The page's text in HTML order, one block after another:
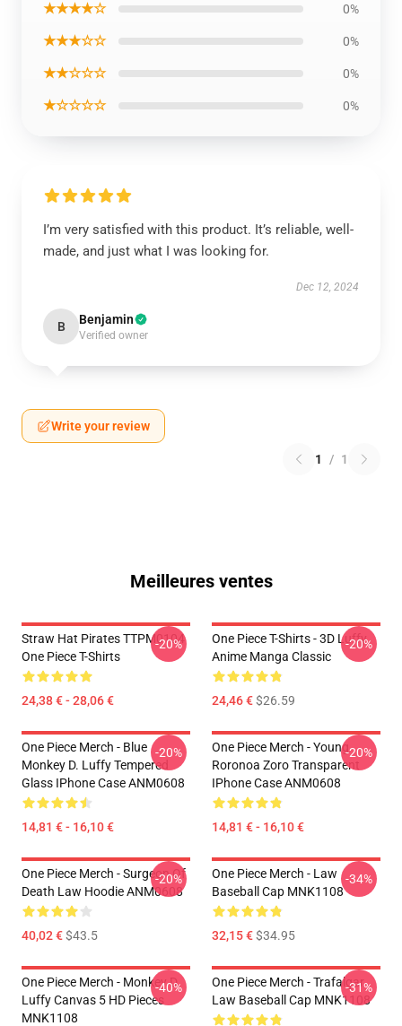
★★★★☆ 0%
★★★☆☆ 0%
★★☆☆☆ 0%
★☆☆☆☆ 0%
I’m very satisfied with this product. It’s reliable, well-
made, and just what I was looking for.
Dec 12, 2024
B Benjamin
Verified owner
Write your review
1 / 1
Meilleures ventes
Straw Hat Pirates TTPM0104
One Piece T-Shirts
24,38 € - 28,06 €
-20%
One Piece T-Shirts - 3D Luffy
Anime Manga Classic
24,46 €$26.59
-20%
One Piece Merch - Blue
Monkey D. Luffy Tempered
Glass IPhone Case ANM0608
14,81 € - 16,10 €
-20%
One Piece Merch - Young
Roronoa Zoro Transparent
IPhone Case ANM0608
14,81 € - 16,10 €
-20%
One Piece Merch - Surgeon Of
Death Law Hoodie ANM0608
40,02 €$43.5
-20%
One Piece Merch - Law
Baseball Cap MNK1108
32,15 €$34.95
-34%
One Piece Merch - Monkey D.
Luffy Canvas 5 HD Pieces
MNK1108
-40%
One Piece Merch - Trafalgar
Law Baseball Cap MNK1108
-31%